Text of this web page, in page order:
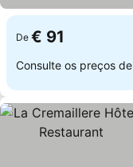
De € 91
Consulte os preços de